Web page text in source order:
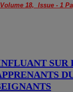
Volume 18, Issue - 1